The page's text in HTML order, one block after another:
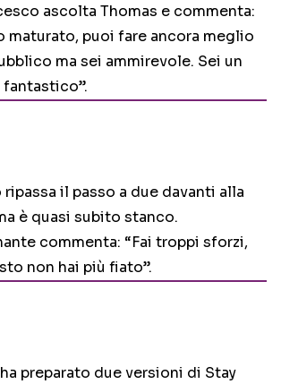
ascolta Thomas e commenta:
maturato, puoi fare ancora meglio
ma sei ammirevole. Sei un
fantastico”.
il passo a due davanti alla
è quasi subito stanco.
commenta: “Fai troppi sforzi,
non hai più fiato”.
preparato due versioni di Stay